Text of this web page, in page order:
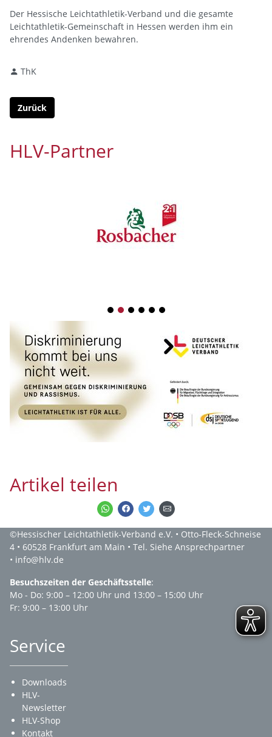
Der Hessische Leichtathletik-Verband und die gesamte
Leichtathletik-Gemeinschaft in Hessen werden ihm ein
ehrendes Andenken bewahren.
ThK
Zurück
HLV-Partner
1 2 3 4 5 6
Artikel teilen
©Hessischer Leichtathletik-Verband e.V. • Otto-Fleck-Schneise
4 • 60528 Frankfurt am Main • Tel. Siehe Ansprechpartner
• info@hlv.de
Besuchszeiten der Geschäftsstelle:
Mo - Do: 9:00 – 12:00 Uhr und 13:00 – 15:00 Uhr
Fr: 9:00 – 13:00 Uhr
Service
Downloads
HLV-
Newsletter
HLV-Shop
Kontakt